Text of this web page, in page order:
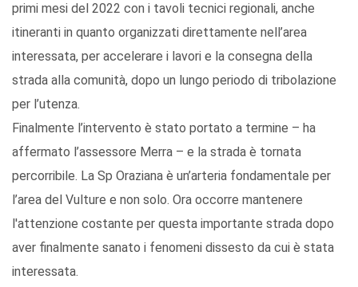
primi mesi del 2022 con i tavoli tecnici regionali, anche
itineranti in quanto organizzati direttamente nell’area
interessata, per accelerare i lavori e la consegna della
strada alla comunità, dopo un lungo periodo di tribolazione
per l’utenza.
Finalmente l’intervento è stato portato a termine – ha
affermato l’assessore Merra – e la strada è tornata
percorribile. La Sp Oraziana è un’arteria fondamentale per
l’area del Vulture e non solo. Ora occorre mantenere
l'attenzione costante per questa importante strada dopo
aver finalmente sanato i fenomeni dissesto da cui è stata
interessata.